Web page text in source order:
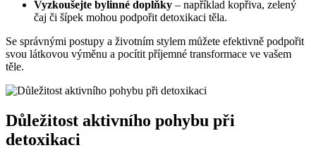
Vyzkoušejte bylinné doplňky – například kopřiva, zelený
čaj či šípek mohou podpořit detoxikaci těla.
Se správnými postupy a životním stylem můžete efektivně podpořit
svou látkovou výměnu a pocítit příjemné transformace ve vašem
těle.
Důležitost aktivního pohybu při
detoxikaci